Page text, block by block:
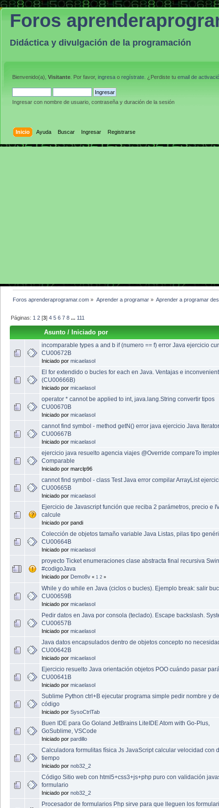
Foros
Didáctica y divulgación de la programación
Bienvenido(a), Visitante . Por favor, ingresa o regístrate . ¿Perdiste tu email de
Ingresar con nombre de usuario, contraseña y duración de la sesión
Inicio Ayuda Buscar Ingresar Registrarse
Foros aprenderaprogramar.com » Aprender a programar» Aprender a programar
Páginas: 1 2 [3]4 5 6 7 8 ... 111
Asunto /Iniciado por
incomparable types a and b if (numero == f) error Java ejercicio
CU00672B
Iniciado por micaelasol
El for extendido o bucles for each en Java. Ventajas e
(CU00666B)
Iniciado por micaelasol
operator * cannot be applied to int, java.lang.String convertir tipos
CU00670B
Iniciado por micaelasol
cannot find symbol - method getN() error java ejercicio Java Iterator
CU00667B
Iniciado por micaelasol
ejercicio java resuelto agencia viajes @Override compareTo
Comparable
Iniciado por marclp96
cannot find symbol - class Test Java error compilar ArrayList
CU00665B
Iniciado por micaelasol
Ejercicio de Javascript función que reciba 2 parámetros, precio e
calcule
Iniciado por pandi
Colección de objetos tamaño variable Java Listas, pilas tipo
CU00664B
Iniciado por micaelasol
proyecto Ticket enumeraciones clase abstracta final recursiva
#codigoJava
Iniciado por Demo8v « 1 2 »
While y do while en Java (ciclos o bucles). Ejemplo break: salir
CU00659B
Iniciado por micaelasol
Pedir datos en Java por consola (teclado). Escape backslash.
CU00657B
Iniciado por micaelasol
Java datos encapsulados dentro de objetos concepto no
CU00642B
Iniciado por micaelasol
Ejercicio resuelto Java orientación objetos POO cuándo pasar
CU00641B
Iniciado por micaelasol
Sublime Python ctrl+B ejecutar programa simple pedir nombre y
código
Iniciado por SysoCtrlTab
Buen IDE para Go Goland JetBrains LiteIDE Atom with Go-Plus,
GoSublime, VSCode
Iniciado por pardillo
Calculadora formulitas física Js JavaScript calcular velocidad con
tiempo
Iniciado por nob32_2
Código Sitio web con html5+css3+js+php puro con validación
formulario
Iniciado por nob32_2
Procesador de formularios Php sirve para que lleguen los